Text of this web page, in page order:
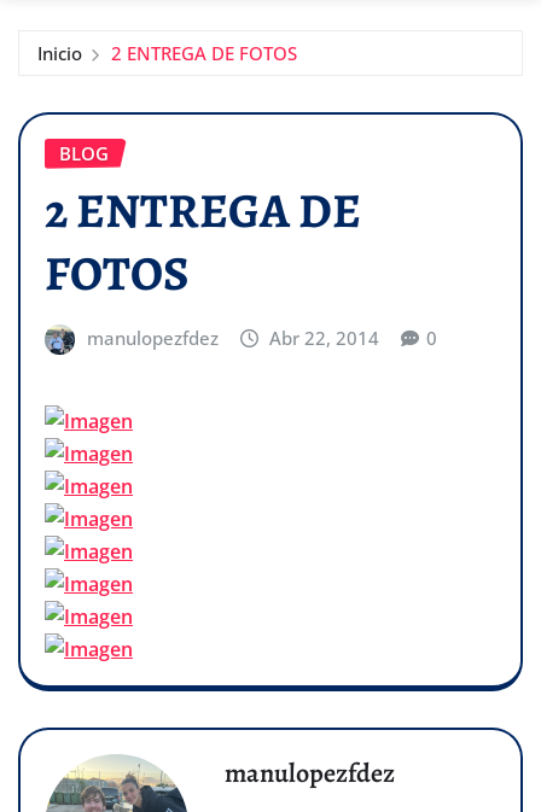
Inicio 2 ENTREGA DE FOTOS
BLOG
2 ENTREGA DE
FOTOS
manulopezfdez Abr 22, 2014 0
manulopezfdez